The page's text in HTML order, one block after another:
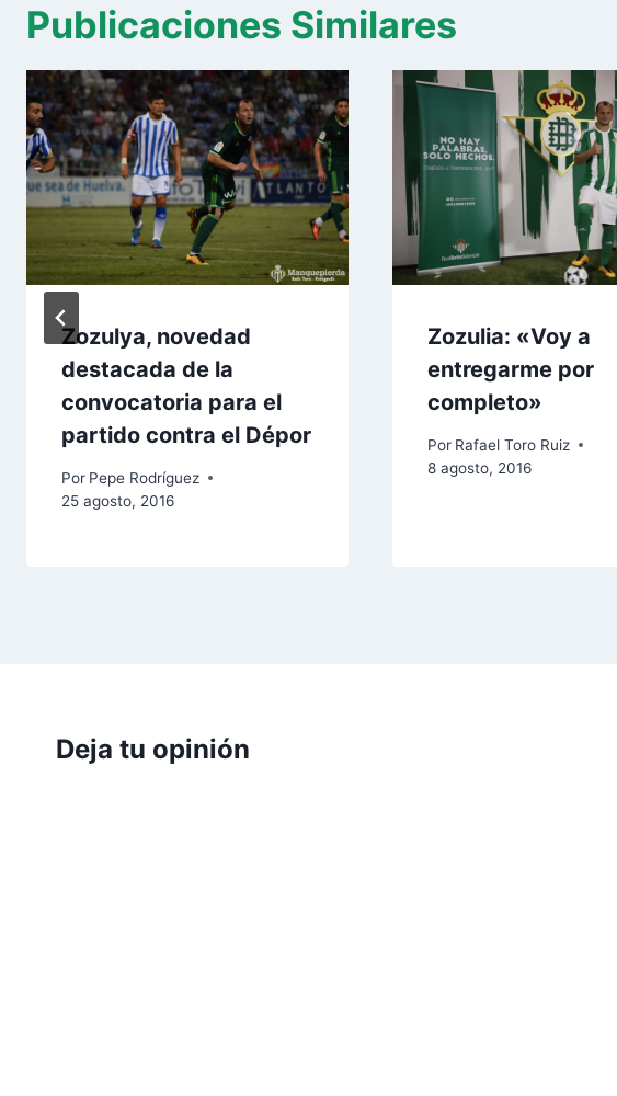
Publicaciones Similares
Zozulya, novedad
destacada de la
convocatoria para el
partido contra el Dépor
Por Pepe Rodríguez
25 agosto, 2016
Zozulia: «Voy a
entregarme por
completo»
Por Rafael Toro Ruiz
8 agosto, 2016
Deja tu opinión